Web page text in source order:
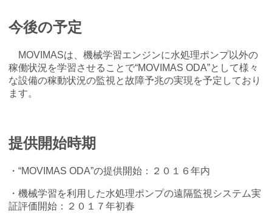
今後の予定
MOVIMASは、機械学習エンジンに水処理ポンプ以外の
稼働状況を学習させることで“MOVIMAS ODA”として様々
な設備の稼動状況の監視と故障予兆の実現を予定しており
ます。
提供開始時期
・“MOVIMAS ODA”の提供開始：２０１６年内
・機械学習を利用した水処理ポンプの遠隔監視システム実
証評価開始：２０１７年初春